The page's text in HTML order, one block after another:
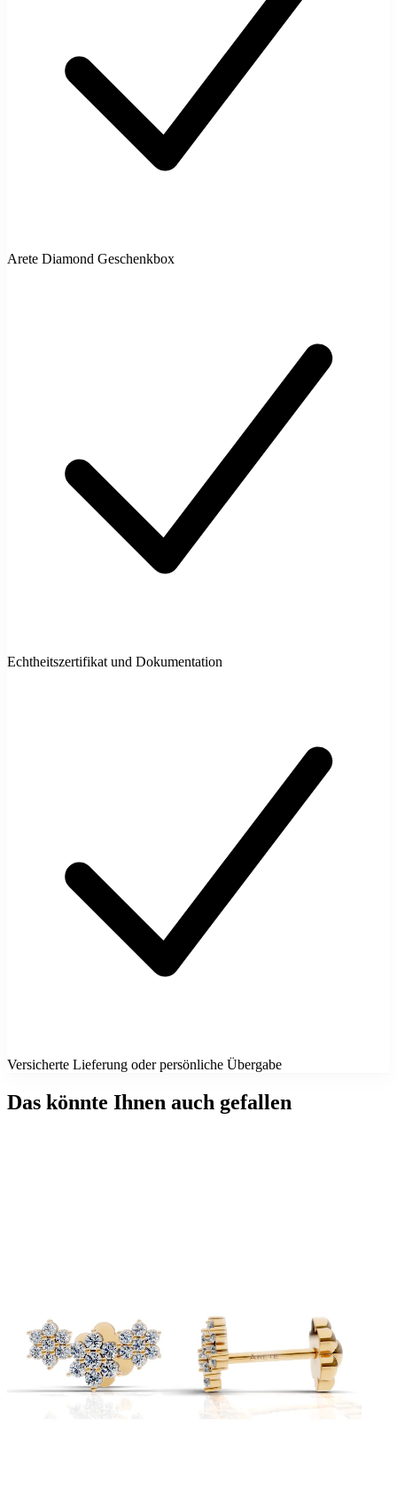
Arete Diamond Geschenkbox
Echtheitszertifikat und Dokumentation
Versicherte Lieferung oder persönliche Übergabe
Das könnte Ihnen auch gefallen